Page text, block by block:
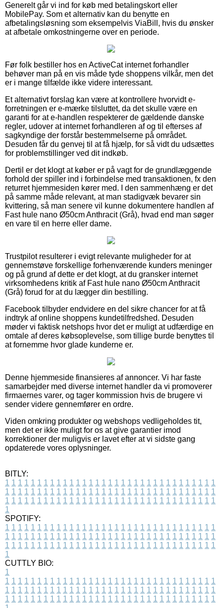
Generelt går vi ind for køb med betalingskort eller
MobilePay. Som et alternativ kan du benytte en
afbetalingsløsning som eksempelvis ViaBill, hvis du ønsker
at afbetale omkostningerne over en periode.
Før folk bestiller hos en ActiveCat internet forhandler
behøver man på en vis måde tyde shoppens vilkår, men det
er i mange tilfælde ikke videre interessant.
Et alternativt forslag kan være at kontrollere hvorvidt e-
forretningen er e-mærke tilsluttet, da det skulle være en
garanti for at e-handlen respekterer de gældende danske
regler, udover at internet forhandleren af og til efterses af
sagkyndige der forstår bestemmelserne på området.
Desuden får du genvej til at få hjælp, for så vidt du udsættes
for problemstillinger ved dit indkøb.
Dertil er det klogt at køber er på vagt for de grundlæggende
forhold der spiller ind i forbindelse med transaktionen, fx den
returret hjemmesiden kører med. I den sammenhæng er det
på samme måde relevant, at man stadigvæk bevarer sin
kvittering, så man senere vil kunne dokumentere handlen af
Fast hule nano Ø50cm Anthracit (Grå), hvad end man søger
en vare til en herre eller dame.
Trustpilot resulterer i evigt relevante muligheder for at
gennemstøve forskellige forhenværende kunders meninger
og på grund af dette er det klogt, at du gransker internet
virksomhedens kritik af Fast hule nano Ø50cm Anthracit
(Grå) forud for at du lægger din bestilling.
Facebook tilbyder endvidere en del sikre chancer for at få
indtryk af online shoppens kundetilfredshed. Desuden
møder vi faktisk netshops hvor det er muligt at udfærdige en
omtale af deres købsoplevelse, som tillige burde benyttes til
at fornemme hvor glade kunderne er.
Denne hjemmeside finansieres af annoncer. Vi har faste
samarbejder med diverse internet handler da vi promoverer
firmaernes varer, og tager kommission hvis de brugere vi
sender videre gennemfører en ordre.
Viden omkring produkter og webshops vedligeholdes tit,
men det er ikke muligt for os at give garantier imod
korrektioner der muligvis er lavet efter at vi sidste gang
opdaterede vores oplysninger.
BITLY:
1 1 1 1 1 1 1 1 1 1 1 1 1 1 1 1 1 1 1 1 1 1 1 1 1 1 1 1 1 1 1 1 1
1 1 1 1 1 1 1 1 1 1 1 1 1 1 1 1 1 1 1 1 1 1 1 1 1 1 1 1 1 1 1 1 1
1 1 1 1 1 1 1 1 1 1 1 1 1 1 1 1 1 1 1 1 1 1 1 1 1 1 1 1 1 1 1 1 1
1
SPOTIFY:
1 1 1 1 1 1 1 1 1 1 1 1 1 1 1 1 1 1 1 1 1 1 1 1 1 1 1 1 1 1 1 1 1
1 1 1 1 1 1 1 1 1 1 1 1 1 1 1 1 1 1 1 1 1 1 1 1 1 1 1 1 1 1 1 1 1
1 1 1 1 1 1 1 1 1 1 1 1 1 1 1 1 1 1 1 1 1 1 1 1 1 1 1 1 1 1 1 1 1
1
CUTTLY BIO:
1
1 1 1 1 1 1 1 1 1 1 1 1 1 1 1 1 1 1 1 1 1 1 1 1 1 1 1 1 1 1 1 1 1
1 1 1 1 1 1 1 1 1 1 1 1 1 1 1 1 1 1 1 1 1 1 1 1 1 1 1 1 1 1 1 1 1
1 1 1 1 1 1 1 1 1 1 1 1 1 1 1 1 1 1 1 1 1 1 1 1 1 1 1 1 1 1 1 1 1